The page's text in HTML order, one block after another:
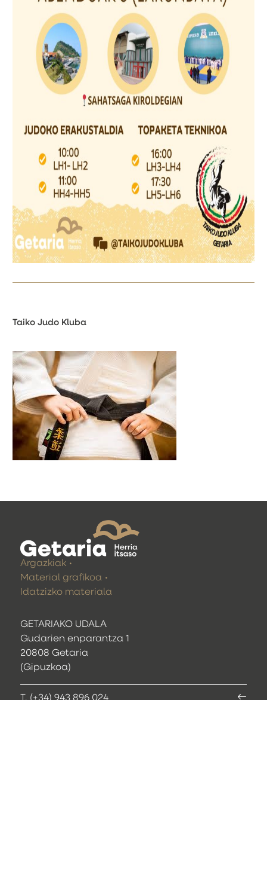
Taiko Judo Kluba
GETARIAKO UDALA
Gudarien enparantza 1
20808 Getaria
(Gipuzkoa)
T. (+34) 943 896 024
Argazkiak
Material grafikoa
Idatzizko materiala